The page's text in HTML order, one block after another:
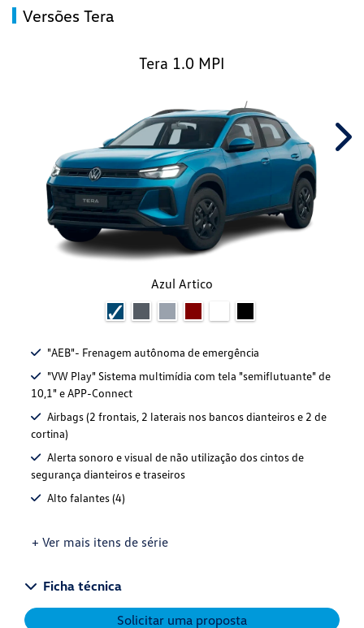
Versões Tera
Tera 1.0 MPI
Azul Artico
"AEB"- Frenagem autônoma de emergência
"VW Play" Sistema multimídia com tela "semiflutuante" de
10,1" e APP-Connect
Airbags (2 frontais, 2 laterais nos bancos dianteiros e 2 de
cortina)
Alerta sonoro e visual de não utilização dos cintos de
segurança dianteiros e traseiros
Alto falantes (4)
+ Ver mais itens de série
Ficha técnica
Solicitar uma proposta